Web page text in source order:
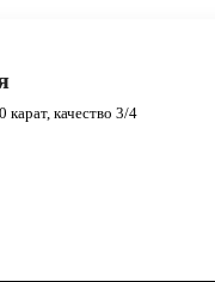
карат, качество 3/4